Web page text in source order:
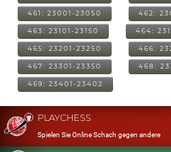
461: 23001-23050 462:
463: 23101-23150 464:
465: 23201-23250 466:
467: 23301-23350 468:
469: 23401-23402
PLAYCHESS
Spielen Sie Online Schach gegen andere